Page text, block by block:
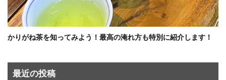
かりがね茶を知ってみよう！最高の淹れ方も特別に紹介します！
最近の投稿